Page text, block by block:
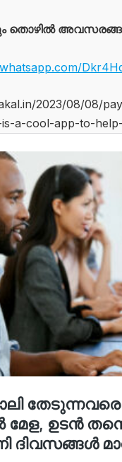
തൊഴിൽ
2023/08/08/
a-cool-app-to-